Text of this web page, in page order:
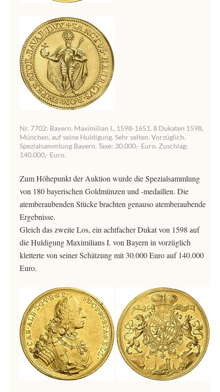
Nr. 7702: Bayern. Maximilian I., 1598-1651. 8 Dukaten 1598,
München, auf seine Huldigung. Sehr selten. Vorzüglich.
Spezialsammlung Bayern. Taxe: 30.000,- Euro. Zuschlag:
140.000,- Euro.
Zum Höhepunkt der Auktion wurde die Spezialsammlung
von 180 bayerischen Goldmünzen und -medaillen. Die
atemberaubenden Stücke brachten genauso atemberaubende
Ergebnisse.
Gleich das zweite Los, ein achtfacher Dukat von 1598 auf
die Huldigung Maximilians I. von Bayern in vorzüglich
kletterte von seiner Schätzung mit 30.000 Euro auf 140.000
Euro.